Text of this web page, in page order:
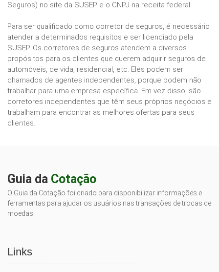
Seguros) no site da SUSEP e o CNPJ na receita federal.
Para ser qualificado como corretor de seguros, é necessário
atender a determinados requisitos e ser licenciado pela
SUSEP. Os corretores de seguros atendem a diversos
propósitos para os clientes que querem adquirir seguros de
automóveis, de vida, residencial, etc. Eles podem ser
chamados de agentes independentes, porque podem não
trabalhar para uma empresa específica. Em vez disso, são
corretores independentes que têm seus próprios negócios e
trabalham para encontrar as melhores ofertas para seus
clientes.
Guia da Cotação
O Guia da Cotação foi criado para disponibilizar informações e
ferramentas para ajudar os usuários nas transações de trocas de
moedas.
Links